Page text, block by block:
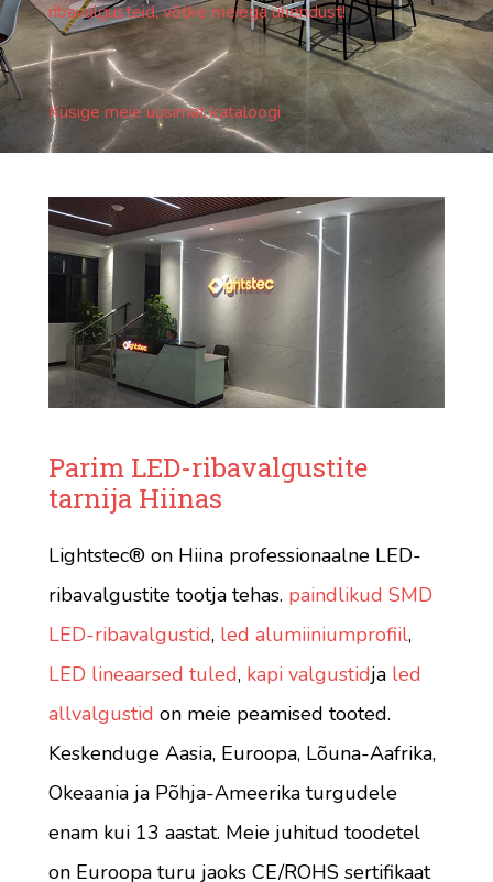
ribavalgusteid, võtke meiega ühendust!
Küsige meie uusimat kataloogi
Parim LED-ribavalgustite
tarnija Hiinas
Lightstec® on Hiina professionaalne LED-
ribavalgustite tootja tehas. paindlikud SMD
LED-ribavalgustid, led alumiiniumprofiil,
LED lineaarsed tuled, kapi valgustidja led
allvalgustid on meie peamised tooted.
Keskenduge Aasia, Euroopa, Lõuna-Aafrika,
Okeaania ja Põhja-Ameerika turgudele
enam kui 13 aastat. Meie juhitud toodetel
on Euroopa turu jaoks CE/ROHS sertifikaat